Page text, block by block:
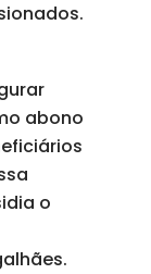
abono
o